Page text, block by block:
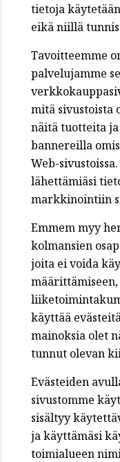
tietoja
eikä niillä
Tavoitteemme
palvelujamme
mitä sivustoista
näitä tuotteita
bannereilla
Web-
lähettämiäsi
markkinointiin
Emmem myy
kolmansien
joita ei voida
määrittämiseen,
käyttää
mainoksia olet
tunnut olevan
Evästeiden
sivustomme
sisältyy
ja käyttämäsi
toimialueen